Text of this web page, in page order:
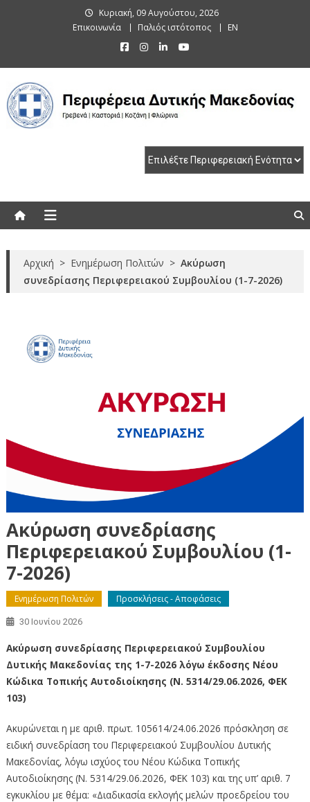
Κυριακή, 09 Αυγούστου, 2026
Επικοινωνία
Παλιός ιστότοπος EN
Αρχική > Ενημέρωση Πολιτών > Ακύρωση
συνεδρίασης Περιφερειακού Συμβουλίου (1-7-2026)
Ακύρωση συνεδρίασης
Περιφερειακού Συμβουλίου (1-
7-2026)
Ενημέρωση Πολιτών Προσκλήσεις - Αποφάσεις
30 Ιουνίου 2026
Ακύρωση συνεδρίασης Περιφερειακού Συμβουλίου
Δυτικής Μακεδονίας της 1-7-2026 λόγω έκδοσης Νέου
Κώδικα Τοπικής Αυτοδιοίκησης (Ν. 5314/29.06.2026, ΦΕΚ
103)
Ακυρώνεται η με αριθ. πρωτ. 105614/24.06.2026 πρόσκληση σε
ειδική συνεδρίαση του Περιφερειακού Συμβουλίου Δυτικής
Μακεδονίας, λόγω ισχύος του Νέου Κώδικα Τοπικής
Αυτοδιοίκησης (Ν. 5314/29.06.2026, ΦΕΚ 103) και της υπ’ αριθ. 7
εγκυκλίου με θέμα: «Διαδικασία εκλογής μελών προεδρείου του